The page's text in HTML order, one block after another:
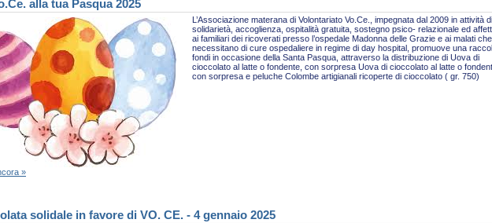
alla tua Pasqua 2025
L’Associazione materana di Volontariato Vo.Ce., impegnata dal 2009 in attività di
solidarietà, accoglienza, ospitalità gratuita, sostegno psico- relazionale ed
ai familiari dei ricoverati presso l’ospedale Madonna delle Grazie e ai malati che
necessitano di cure ospedaliere in regime di day hospital, promuove una
fondi in occasione della Santa Pasqua, attraverso la distribuzione di Uova di
cioccolato al latte o fondente, con sorpresa Uova di cioccolato al latte o
con sorpresa e peluche Colombe artigianali ricoperte di cioccolato ( gr. 750)
»
solidale in favore di VO. CE. - 4 gennaio 2025